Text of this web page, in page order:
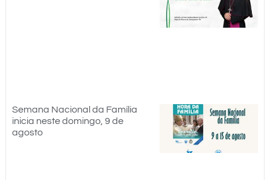
Semana Nacional da Família
inicia neste domingo, 9 de
agosto